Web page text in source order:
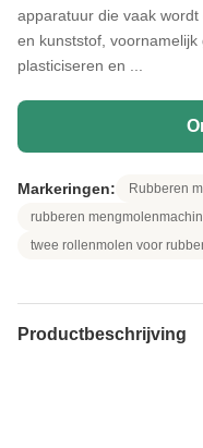
apparatuur die vaak
en kunststof, voornamelijk
plasticiseren en ...
Markeringen:
Rubberen
rubberen
twee rollenmolen voor
Productbeschrijving